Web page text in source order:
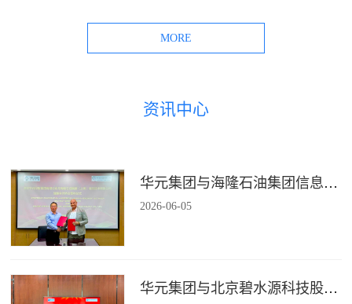
MORE
资讯中心
华元集团与海隆石油集团信息技术有限公司签署战略合作协议
2026-06-05
华元集团与北京碧水源科技股份有限公司签署战略合作协议